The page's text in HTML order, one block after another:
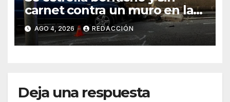
carnet contra un muro en la
ronda del Port de Manacor y
lo destroza
AGO 4, 2026 REDACCIÓN
Deja una respuesta